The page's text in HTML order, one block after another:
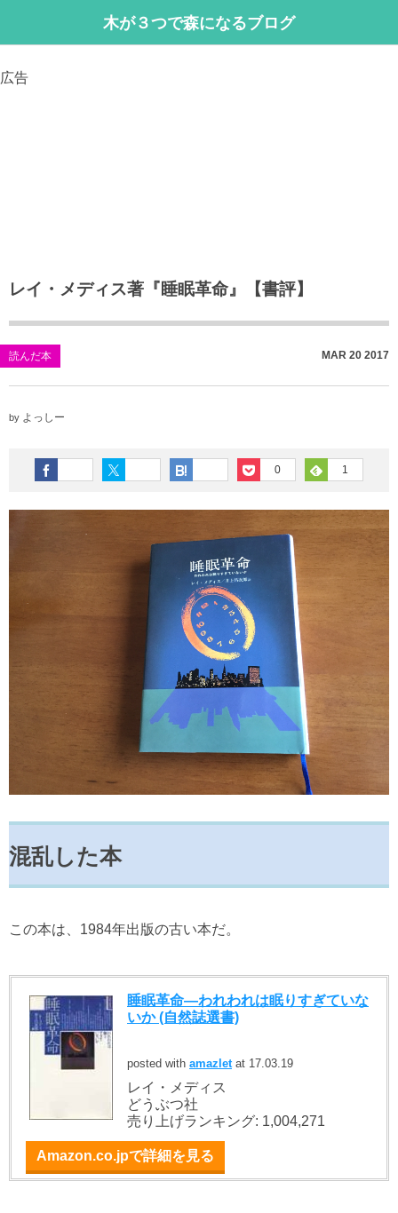
木が３つで森になるブログ
広告
レイ・メディス著『睡眠革命』【書評】
読んだ本 MAR 20 2017
by よっしー
0 1
混乱した本
この本は、1984年出版の古い本だ。
睡眠革命―われわれは眠りすぎていな
いか (自然誌選書)
posted with amazlet at 17.03.19
レイ・メディス
どうぶつ社
売り上げランキング: 1,004,271
Amazon.co.jpで詳細を見る